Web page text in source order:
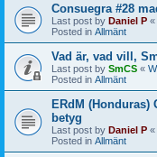
Consuegra #28
Last post by Daniel P «
Posted in Allmänt
Vad är, vad vill,
Last post by SmCS «
Posted in Allmänt
ERdM (Honduras)
betyg
Last post by Daniel P «
Posted in Allmänt